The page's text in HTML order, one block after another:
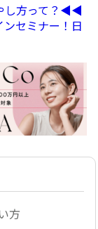
し方って？◀︎◀︎
セミナー！日
方